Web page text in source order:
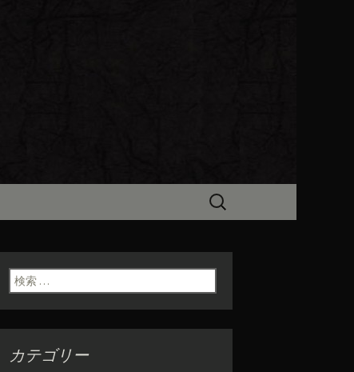
魯ビン
（ろびん）」がお店からのお
検
検索:
カテゴリー